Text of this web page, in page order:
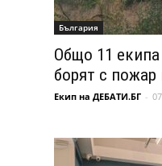
България
Общо 11
борят с
Екип на ДЕБАТИ.БГ -